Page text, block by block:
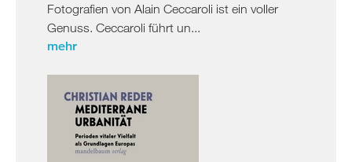
Fotografien von Alain Ceccaroli ist ein voller
Genuss. Ceccaroli führt un...
mehr